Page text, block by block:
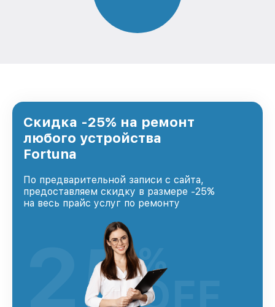
Скидка -25% на ремонт
любого устройства
Fortuna
По предварительной записи с сайта,
предоставляем скидку в размере -25%
на весь прайс услуг по ремонту
25%
OFF